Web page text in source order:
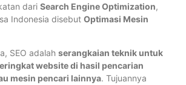
dari Search Engine Optimization,
Indonesia disebut Optimasi Mesin
SEO adalah serangkaian teknik untuk
website di hasil pencarian
mesin pencari lainnya. Tujuannya